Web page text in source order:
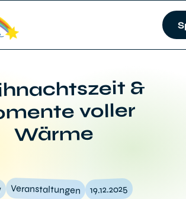
&
voller
Wärme
Veranstaltungen 19.12.2025